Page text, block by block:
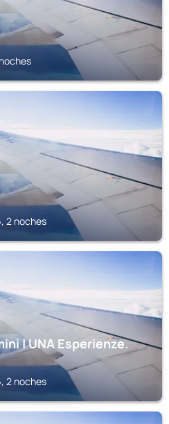
2 noches
| UNA Esperienze.
2 noches